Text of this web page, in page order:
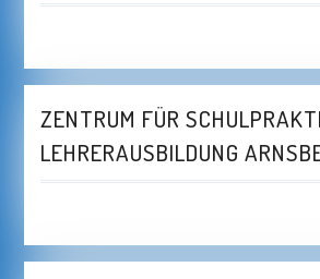
ZENTRUM FÜR
LEHRERAUSBILDUNG